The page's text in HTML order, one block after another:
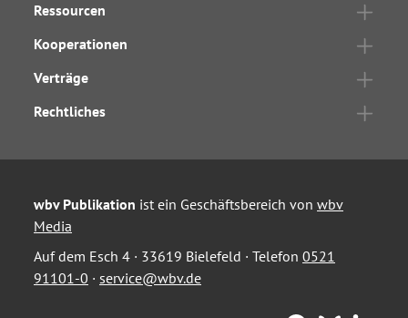
Ressourcen
Kooperationen
Verträge
Rechtliches
wbv Publikation ist ein Geschäftsbereich von wbv
Media
Auf dem Esch 4 · 33619 Bielefeld · Telefon 0521
91101-0 · service@wbv.de